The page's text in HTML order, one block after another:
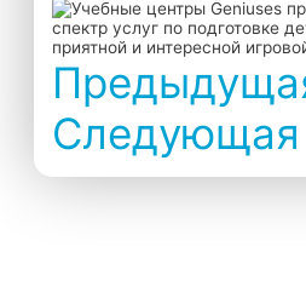
Следующая